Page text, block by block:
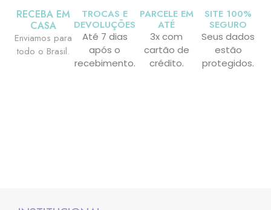
RECEBA EM
CASA
Enviamos para
todo o Brasil.
TROCAS E
DEVOLUÇÕES
Até 7 dias
após o
recebimento.
PARCELE EM
ATÉ
3x com
cartão de
crédito.
SITE 100%
SEGURO
Seus dados
estão
protegidos.